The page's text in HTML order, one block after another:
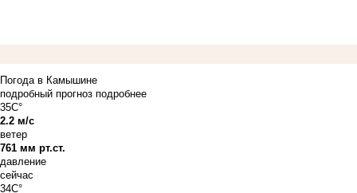
Погода в Камышине
подробный прогноз подробнее
35C°
2.2 м/с
ветер
761 мм рт.ст.
давление
сейчас
34C°